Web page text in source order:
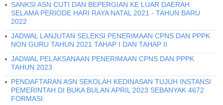
SANKSI ASN CUTI DAN BEPERGIAN KE LUAR DAERAH
SELAMA PERIODE HARI RAYA NATAL 2021 - TAHUN BARU
2022
JADWAL LANJUTAN SELEKSI PENERIMAAN CPNS DAN PPPK
NON GURU TAHUN 2021 TAHAP I DAN TAHAP II
JADWAL PELAKSANAAN PENERIMAAN CPNS DAN PPPK
TAHUN 2023
PENDAFTARAN ASN SEKOLAH KEDINASAN TUJUH INSTANSI
PEMERINTAH DI BUKA BULAN APRIL 2023 SEBANYAK 4672
FORMASI.